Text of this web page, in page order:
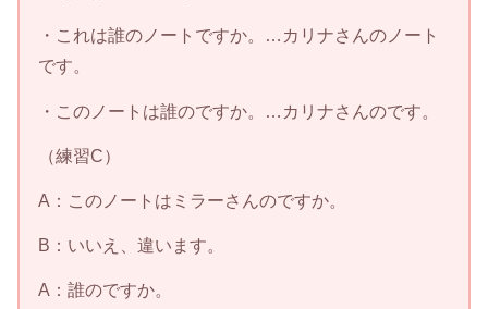
・これは誰のノートですか。…カリナさんのノート
です。
・このノートは誰のですか。…カリナさんのです。
（練習C）
A：このノートはミラーさんのですか。
B：いいえ、違います。
A：誰のですか。